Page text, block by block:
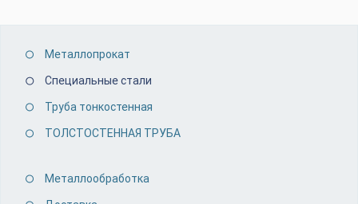
Металлопрокат
Специальные стали
Труба тонкостенная
ТОЛСТОСТЕННАЯ ТРУБА
Металлообработка